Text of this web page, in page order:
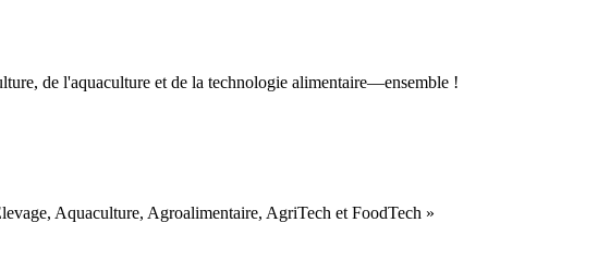
de l'aquaculture et de la technologie alimentaire—ensemble !
Aquaculture, Agroalimentaire, AgriTech et FoodTech »